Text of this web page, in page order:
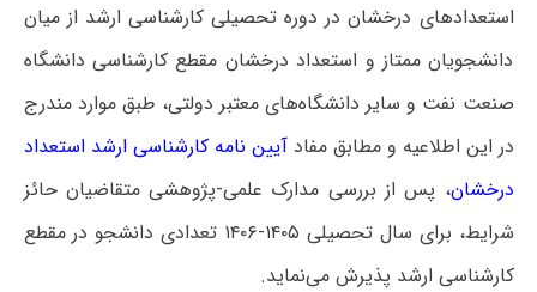
استعدادهای درخشان در دوره تحصیلی کارشناسی ارشد از میان
دانشجویان ممتاز و استعداد درخشان مقطع کارشناسی دانشگاه
صنعت نفت و سایر دانشگاه‌های معتبر دولتی، طبق موارد مندرج
در این اطلاعیه و مطابق مفادآیین نامه کارشناسی ارشد استعداد
درخشان، پس از بررسی مدارک علمی-پژوهشی متقاضیان حائز
شرایط، برای سال تحصیلی ۱۴۰۵-۱۴۰۶ تعدادی دانشجو در مقطع
کارشناسی ارشد پذیرش می‌نماید.